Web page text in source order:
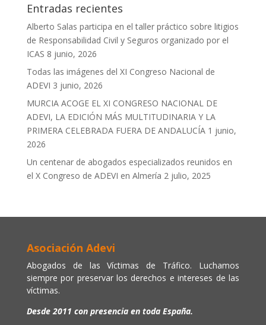
Entradas recientes
Alberto Salas participa en el taller práctico sobre litigios
de Responsabilidad Civil y Seguros organizado por el
ICAS 8 junio, 2026
Todas las imágenes del XI Congreso Nacional de
ADEVI 3 junio, 2026
MURCIA ACOGE EL XI CONGRESO NACIONAL DE
ADEVI, LA EDICIÓN MÁS MULTITUDINARIA Y LA
PRIMERA CELEBRADA FUERA DE ANDALUCÍA 1 junio,
2026
Un centenar de abogados especializados reunidos en
el X Congreso de ADEVI en Almería 2 julio, 2025
Asociación Adevi
Abogados de las Víctimas de Tráfico. Luchamos
siempre por preservar los derechos e intereses de las
víctimas.
Desde 2011 con presencia en toda España.